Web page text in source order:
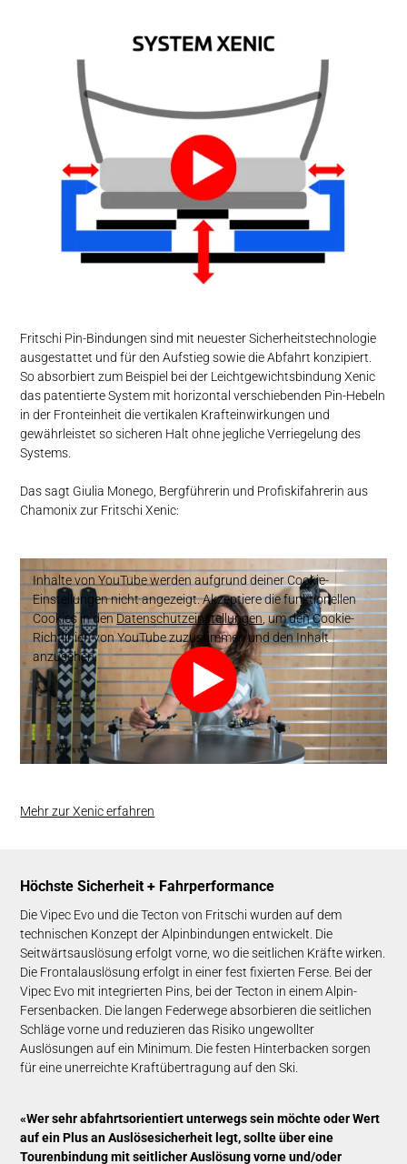
Fritschi Pin-Bindungen sind mit neuester Sicherheitstechnologie
ausgestattet und für den Aufstieg sowie die Abfahrt konzipiert.
So absorbiert zum Beispiel bei der Leichtgewichtsbindung Xenic
das patentierte System mit horizontal verschiebenden Pin-Hebeln
in der Fronteinheit die vertikalen Krafteinwirkungen und
gewährleistet so sicheren Halt ohne jegliche Verriegelung des
Systems.
Das sagt Giulia Monego, Bergführerin und Profiskifahrerin aus
Chamonix zur Fritschi Xenic:
Inhalte von YouTube werden aufgrund deiner Cookie-
Einstellungen nicht angezeigt. Akzeptiere die funktionellen
Cookies in denDatenschutzeinstellungen, um den Cookie-
Richtlinien von YouTube zuzustimmen und den Inhalt
anzusehen.
Mehr zur Xenic erfahren
Höchste Sicherheit + Fahrperformance
Die Vipec Evo und die Tecton von Fritschi wurden auf dem
technischen Konzept der Alpinbindungen entwickelt. Die
Seitwärtsauslösung erfolgt vorne, wo die seitlichen Kräfte wirken.
Die Frontalauslösung erfolgt in einer fest fixierten Ferse. Bei der
Vipec Evo mit integrierten Pins, bei der Tecton in einem Alpin-
Fersenbacken. Die langen Federwege absorbieren die seitlichen
Schläge vorne und reduzieren das Risiko ungewollter
Auslösungen auf ein Minimum. Die festen Hinterbacken sorgen
für eine unerreichte Kraftübertragung auf den Ski.
«Wer sehr abfahrtsorientiert unterwegs sein möchte oder Wert
auf ein Plus an Auslösesicherheit legt, sollte über eine
Tourenbindung mit seitlicher Auslösung vorne und/oder